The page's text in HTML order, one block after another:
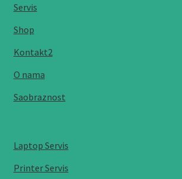
Servis
Shop
Kontakt2
O nama
Saobraznost
Laptop Servis
Printer Servis